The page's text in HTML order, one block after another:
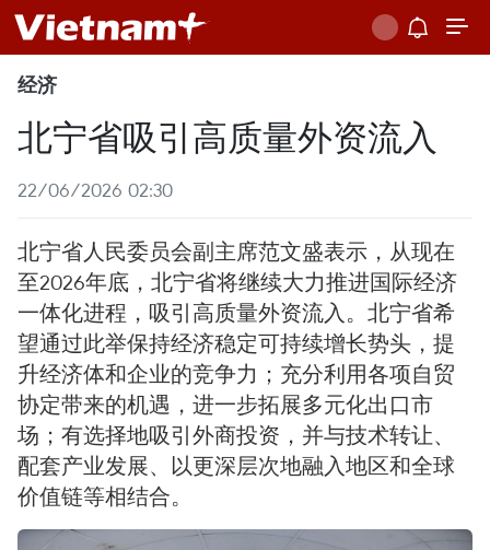
经济
北宁省吸引高质量外资流入
22/06/2026 02:30
北宁省人民委员会副主席范文盛表示，从现在
至2026年底，北宁省将继续大力推进国际经济
一体化进程，吸引高质量外资流入。北宁省希
望通过此举保持经济稳定可持续增长势头，提
升经济体和企业的竞争力；充分利用各项自贸
协定带来的机遇，进一步拓展多元化出口市
场；有选择地吸引外商投资，并与技术转让、
配套产业发展、以更深层次地融入地区和全球
价值链等相结合。